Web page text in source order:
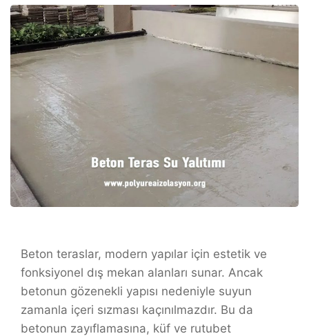
Beton teraslar, modern yapılar için estetik ve
fonksiyonel dış mekan alanları sunar. Ancak
betonun gözenekli yapısı nedeniyle suyun
zamanla içeri sızması kaçınılmazdır. Bu da
betonun zayıflamasına, küf ve rutubet